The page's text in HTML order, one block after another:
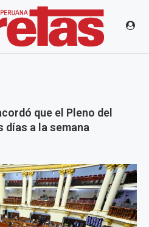
que el Pleno del
días a la semana